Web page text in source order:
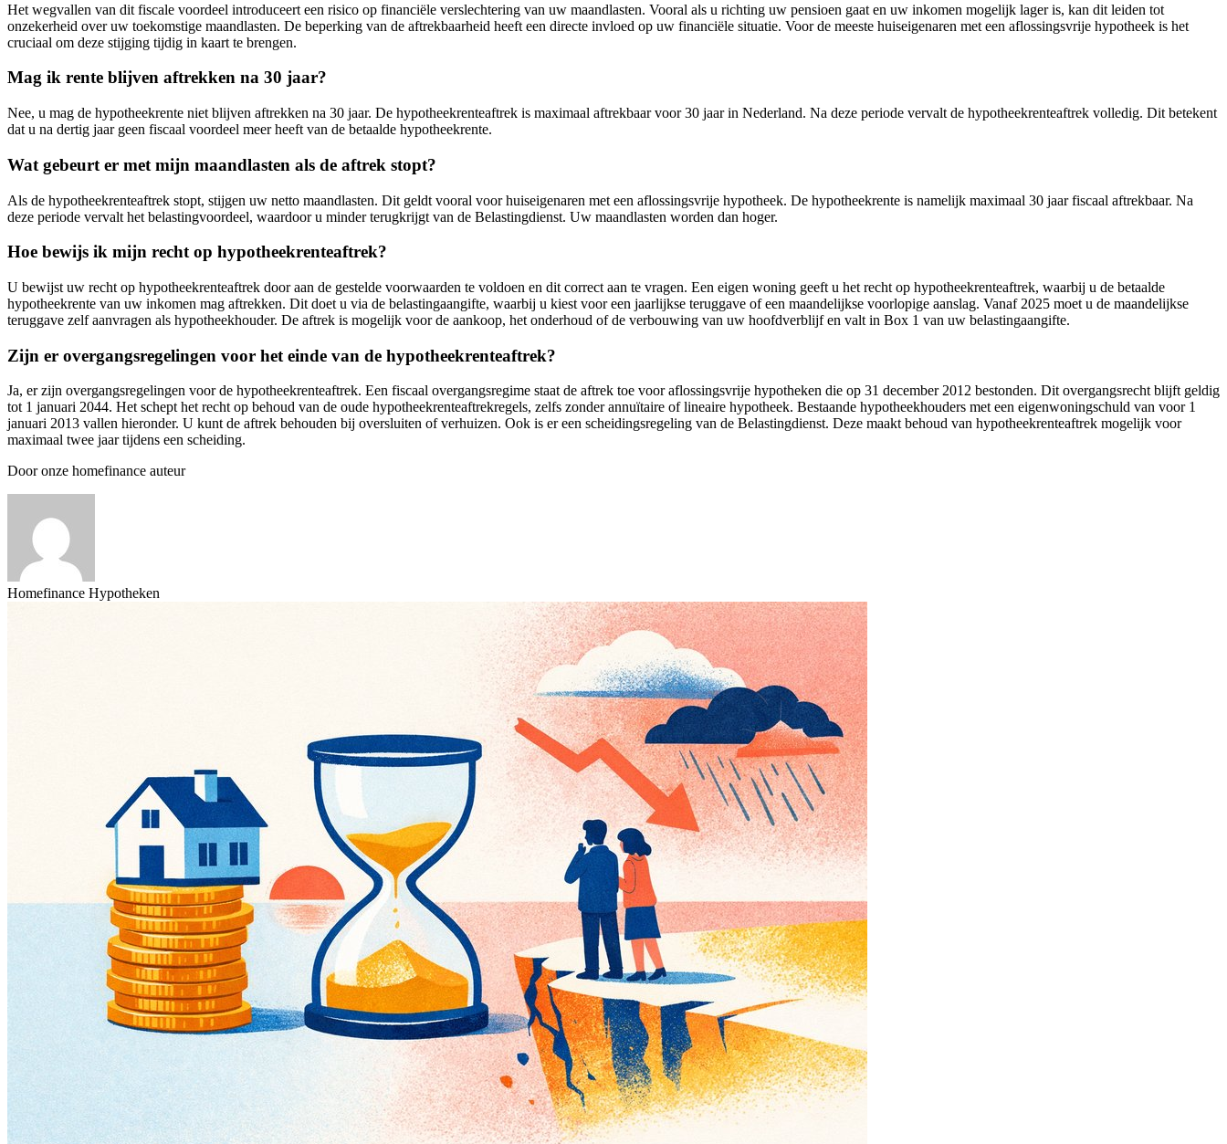
Het wegvallen van dit fiscale voordeel introduceert een risico op financiële verslechtering van uw maandlasten. Vooral als u richting uw pensioen gaat en uw inkomen mogelijk lager is, kan dit leiden tot
onzekerheid over uw toekomstige maandlasten. De beperking van de aftrekbaarheid heeft een directe invloed op uw financiële situatie. Voor de meeste huiseigenaren met een aflossingsvrije hypotheek is het
cruciaal om deze stijging tijdig in kaart te brengen.
Mag ik rente blijven aftrekken na 30 jaar?
Nee, u mag de hypotheekrente niet blijven aftrekken na 30 jaar. De hypotheekrenteaftrek is maximaal aftrekbaar voor 30 jaar in Nederland. Na deze periode vervalt de hypotheekrenteaftrek volledig. Dit betekent
dat u na dertig jaar geen fiscaal voordeel meer heeft van de betaalde hypotheekrente.
Wat gebeurt er met mijn maandlasten als de aftrek stopt?
Als de hypotheekrenteaftrek stopt, stijgen uw netto maandlasten. Dit geldt vooral voor huiseigenaren met een aflossingsvrije hypotheek. De hypotheekrente is namelijk maximaal 30 jaar fiscaal aftrekbaar. Na
deze periode vervalt het belastingvoordeel, waardoor u minder terugkrijgt van de Belastingdienst. Uw maandlasten worden dan hoger.
Hoe bewijs ik mijn recht op hypotheekrenteaftrek?
U bewijst uw recht op hypotheekrenteaftrek door aan de gestelde voorwaarden te voldoen en dit correct aan te vragen. Een eigen woning geeft u het recht op hypotheekrenteaftrek, waarbij u de betaalde
hypotheekrente van uw inkomen mag aftrekken. Dit doet u via de belastingaangifte, waarbij u kiest voor een jaarlijkse teruggave of een maandelijkse voorlopige aanslag. Vanaf 2025 moet u de maandelijkse
teruggave zelf aanvragen als hypotheekhouder. De aftrek is mogelijk voor de aankoop, het onderhoud of de verbouwing van uw hoofdverblijf en valt in Box 1 van uw belastingaangifte.
Zijn er overgangsregelingen voor het einde van de hypotheekrenteaftrek?
Ja, er zijn overgangsregelingen voor de hypotheekrenteaftrek. Een fiscaal overgangsregime staat de aftrek toe voor aflossingsvrije hypotheken die op 31 december 2012 bestonden. Dit overgangsrecht blijft geldig
tot 1 januari 2044. Het schept het recht op behoud van de oude hypotheekrenteaftrekregels, zelfs zonder annuïtaire of lineaire hypotheek. Bestaande hypotheekhouders met een eigenwoningschuld van voor 1
januari 2013 vallen hieronder. U kunt de aftrek behouden bij oversluiten of verhuizen. Ook is er een scheidingsregeling van de Belastingdienst. Deze maakt behoud van hypotheekrenteaftrek mogelijk voor
maximaal twee jaar tijdens een scheiding.
Door onze homefinance auteur
Homefinance Hypotheken